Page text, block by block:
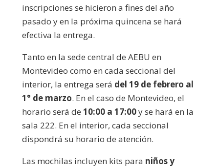
inscripciones se hicieron a fines del año
pasado y en la próxima quincena se hará
efectiva la entrega.
Tanto en la sede central de AEBU en
Montevideo como en cada seccional del
interior, la entrega será del 19 de febrero al
1° de marzo. En el caso de Montevideo, el
horario será de 10:00 a 17:00y se hará en la
sala 222. En el interior, cada seccional
dispondrá su horario de atención.
Las mochilas incluyen kits para niños y